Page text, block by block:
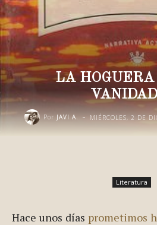
LA
Por JAVI A. - MIÉRCOLES, 2 DE
Literatura
Hace unos días prometimos